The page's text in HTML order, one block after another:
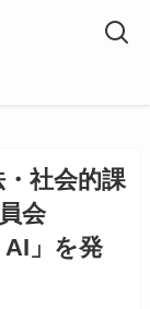
社会的課
会
AI」を発